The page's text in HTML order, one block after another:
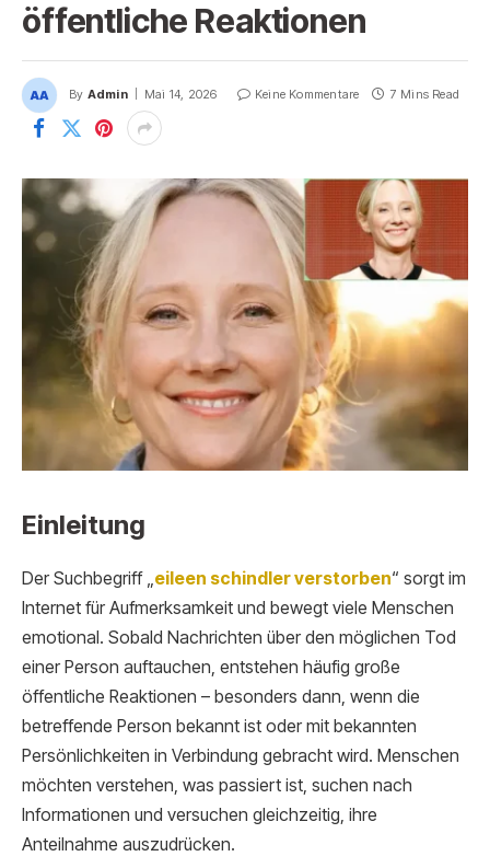
öffentliche Reaktionen
By Admin Mai 14, 2026 Keine Kommentare 7 Mins Read
Einleitung
Der Suchbegriff „ eileen schindler verstorben“ sorgt im
Internet für Aufmerksamkeit und bewegt viele Menschen
emotional. Sobald Nachrichten über den möglichen Tod
einer Person auftauchen, entstehen häufig große
öffentliche Reaktionen – besonders dann, wenn die
betreffende Person bekannt ist oder mit bekannten
Persönlichkeiten in Verbindung gebracht wird. Menschen
möchten verstehen, was passiert ist, suchen nach
Informationen und versuchen gleichzeitig, ihre
Anteilnahme auszudrücken.